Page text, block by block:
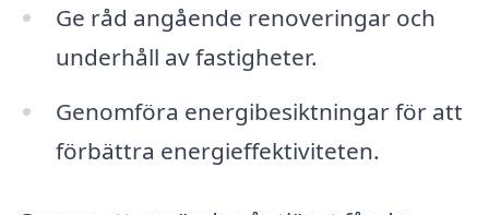
Ge råd angående renoveringar och
underhåll av fastigheter.
Genomföra energibesiktningar för att
förbättra energieffektiviteten.